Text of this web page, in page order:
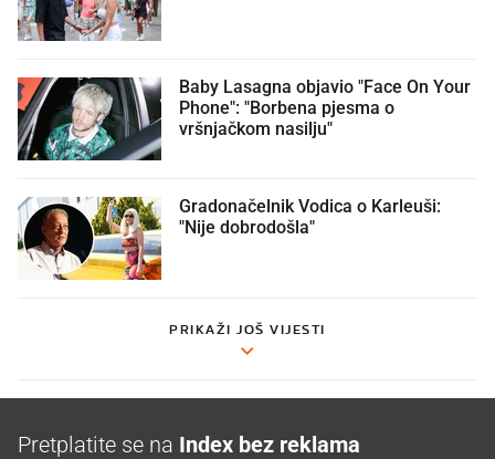
Baby Lasagna objavio "Face On Your
Phone": "Borbena pjesma o
vršnjačkom nasilju"
Gradonačelnik Vodica o Karleuši:
"Nije dobrodošla"
PRIKAŽI JOŠ VIJESTI
Pretplatite se na Index bez reklama